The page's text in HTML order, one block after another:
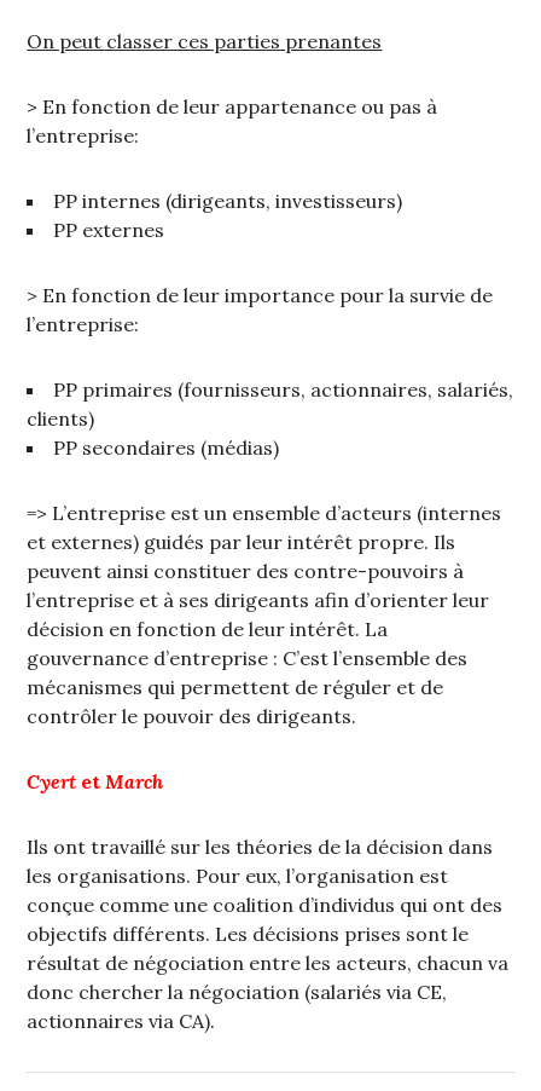
On peut classer ces parties prenantes
> En fonction de leur appartenance ou pas à
l’entreprise:
PP internes (dirigeants, investisseurs)
PP externes
> En fonction de leur importance pour la survie de
l’entreprise:
PP primaires (fournisseurs, actionnaires, salariés,
clients)
PP secondaires (médias)
=> L’entreprise est un ensemble d’acteurs (internes
et externes) guidés par leur intérêt propre. Ils
peuvent ainsi constituer des contre-pouvoirs à
l’entreprise et à ses dirigeants afin d’orienter leur
décision en fonction de leur intérêt. La
gouvernance d’entreprise : C’est l’ensemble des
mécanismes qui permettent de réguler et de
contrôler le pouvoir des dirigeants.
Cyert et March
Ils ont travaillé sur les théories de la décision dans
les organisations. Pour eux, l’organisation est
conçue comme une coalition d’individus qui ont des
objectifs différents. Les décisions prises sont le
résultat de négociation entre les acteurs, chacun va
donc chercher la négociation (salariés via CE,
actionnaires via CA).